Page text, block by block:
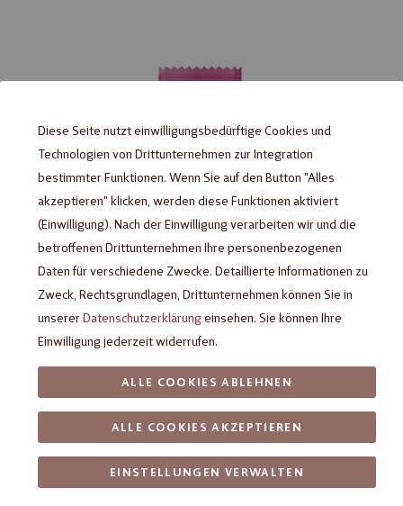
Diese Seite nutzt einwilligungsbedürftige Cookies und
Technologien von Drittunternehmen zur Integration
bestimmter Funktionen. Wenn Sie auf den Button "Alles
akzeptieren" klicken, werden diese Funktionen aktiviert
(Einwilligung). Nach der Einwilligung verarbeiten wir und die
betroffenen Drittunternehmen Ihre personenbezogenen
Daten für verschiedene Zwecke. Detaillierte Informationen zu
Zweck, Rechtsgrundlagen, Drittunternehmen können Sie in
unsererDatenschutzerklärungeinsehen. Sie können Ihre
Einwilligung jederzeit widerrufen.
EINSTELLUNGEN VERWALTEN
ALLE COOKIES AKZEPTIEREN
ALLE COOKIES ABLEHNEN